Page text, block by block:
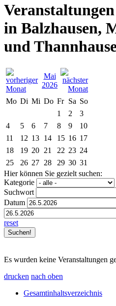
in Balzhausen,
und
Mai
2026
Mo Di Mi Do Fr Sa So
1
2
3
4
5 6 7 8 9
10
11
12 13 14 15 16 17
18
19 20 21 22 23 24
25
26 27 28 29 30 31
Hier können Sie gezielt suchen:
Kategorie
Suchwort
Datum
reset
Es wurden keine Veranstaltungen
drucken nach oben
Gesamtinhaltsverzeichnis